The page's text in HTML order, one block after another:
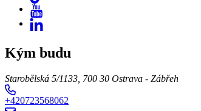
Kým budu
Starobělská 5/1133, 700 30 Ostrava - Zábřeh
+420723568062